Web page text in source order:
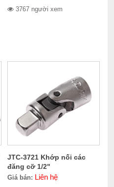
3767 người xem
JTC-3721 Khớp nối các
đăng cỡ 1/2"
Giá bán: Liên hệ